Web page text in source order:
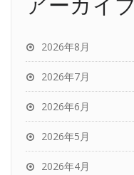
2026年8月
2026年7月
2026年6月
2026年5月
2026年4月